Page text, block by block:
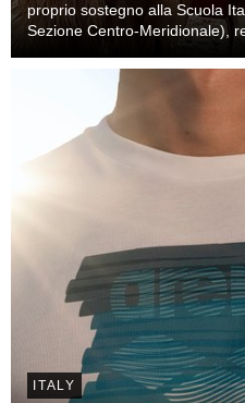
proprio sostegno alla Scuola
Sezione Centro-Meridionale),
ITALY